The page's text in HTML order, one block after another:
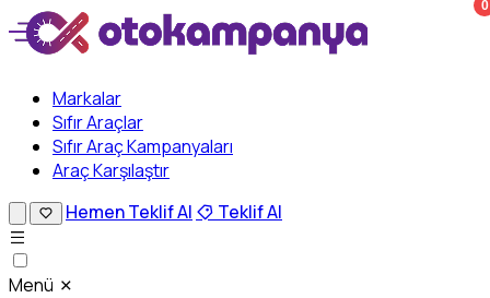
Markalar
Sıfır Araçlar
Sıfır Araç Kampanyaları
Araç Karşılaştır
0
Hemen Teklif Al Teklif Al
Menü